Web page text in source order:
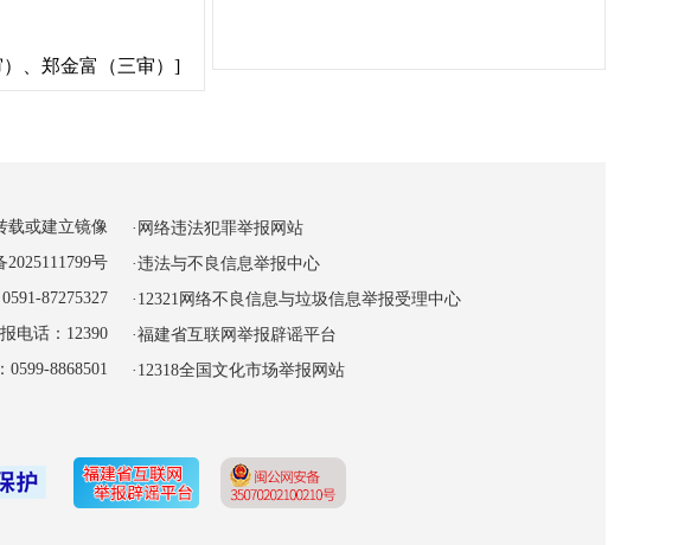
、郑金富（三审）]
载或建立镜像
2025111799号
87275327
电话：12390
8868501
·网络违法犯罪举报网站
·违法与不良信息举报中心
·12321网络不良信息与垃圾信息举报受理中心
·福建省互联网举报辟谣平台
·12318全国文化市场举报网站